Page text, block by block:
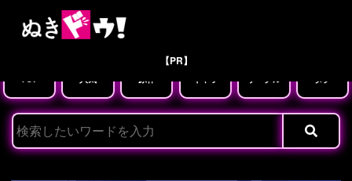
TOP 人気 原作 キャラ サークル タグ
【PR】